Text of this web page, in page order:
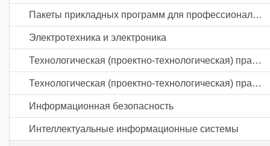
Пакеты прикладных программ для профессиональной деятельности
Электротехника и электроника
Технологическая (проектно-технологическая) практика
Технологическая (проектно-технологическая) практика
Информационная безопасность
Интеллектуальные информационные системы